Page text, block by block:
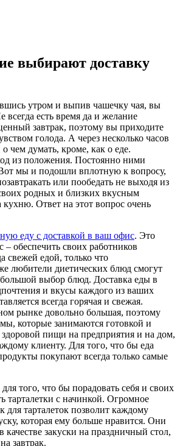
выбирают доставку
утром и выпив чашечку чая, вы
всегда есть время да и желание
завтрак, поэтому вы приходите
голода. А через несколько часов
чем думать, кроме, как о еде.
из положения. Постоянно ними
мы и подошли вплотную к вопросу,
или пообедать не выходя из
родных и близких вкусным
Ответ на этот вопрос очень
еду с доставкой в ваш офис. Это
обеспечить своих работников
свежей едой, только что
любители диетических блюд смогут
большой выбор блюд. Доставка еды в
и вкусы каждого из ваших
всегда горячая и свежая.
рынке довольно большая, поэтому
которые занимаются готовкой и
здоровой пищи на предприятия и на дом,
клиенту. Для того, что бы еда
покупают всегда только самые
того, что бы порадовать себя и своих
тарталетки с начинкой. Огромное
для тарталеток позволит каждому
которая ему больше нравится. Они
качестве закуски на праздничный стол,
завтрак.